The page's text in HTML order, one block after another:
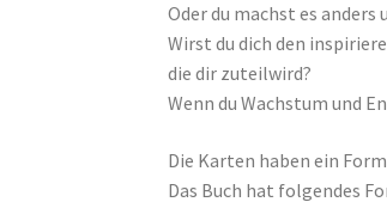
Oder du machst es
Wirst du dich den
die dir zuteilwird?
Wenn du Wachstum und
Die Karten haben ein
Das Buch hat folgendes